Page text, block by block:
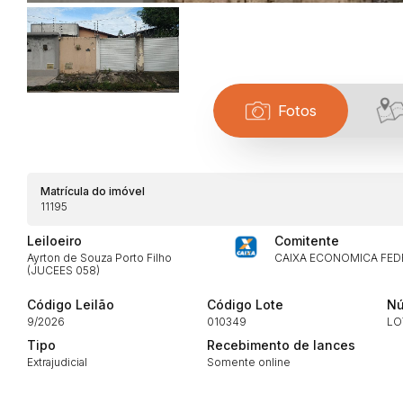
Fotos
Matrícula do imóvel
11195
Leiloeiro
Ayrton de Souza Porto Filho
(JUCEES 058)
Comitente
CAIXA ECONOMICA
Código Leilão
9/2026
Código Lote
010349
Tipo
Extrajudicial
Recebimento de lances
Somente online
Envie sua Proposta